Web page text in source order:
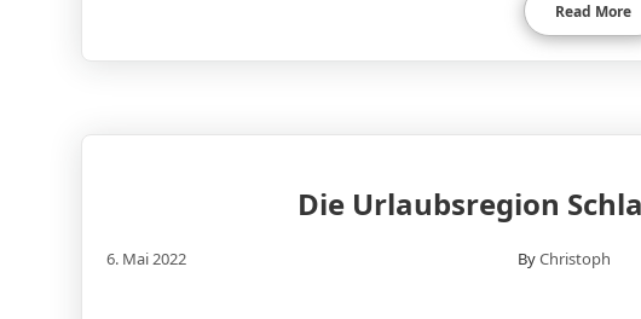
Read More
Die Urlaubsregion
6. Mai 2022 ByChristoph